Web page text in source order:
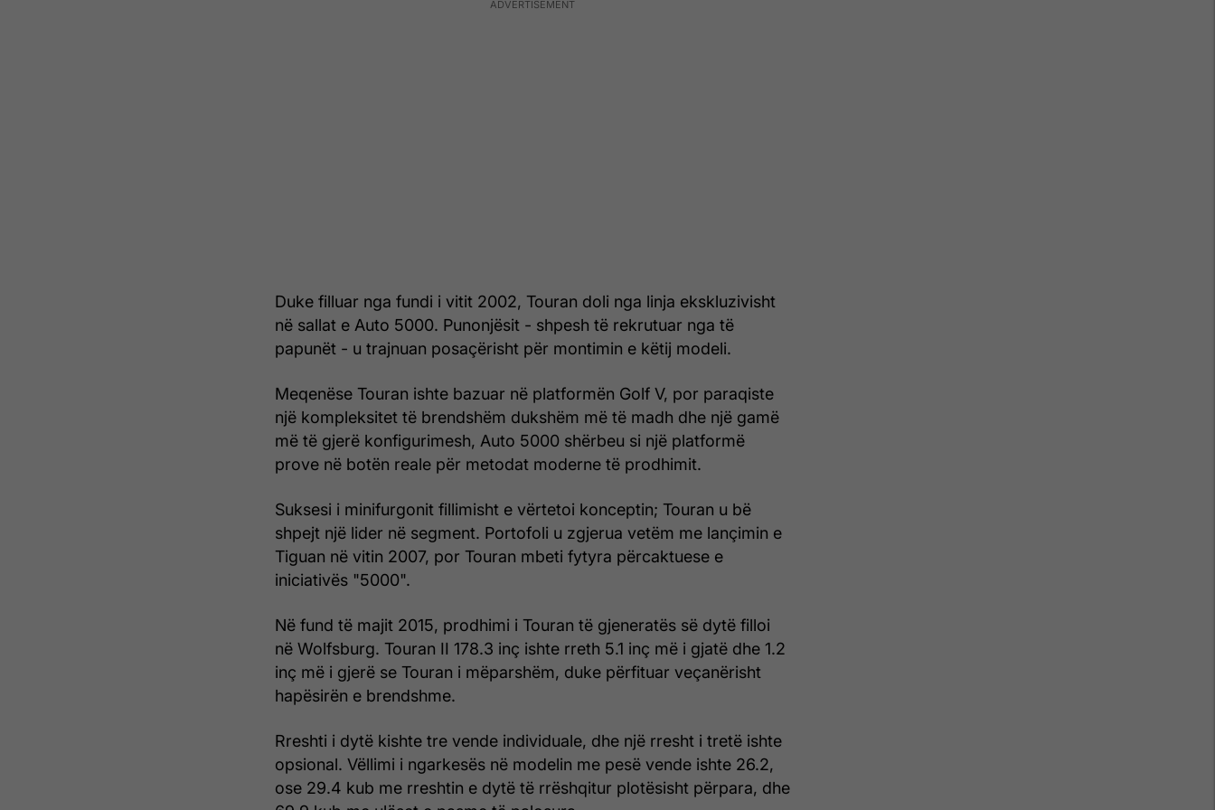
Duke filluar nga fundi i vitit 2002, Touran doli nga linja ekskluzivisht
në sallat e Auto 5000. Punonjësit - shpesh të rekrutuar nga të
papunët - u trajnuan posaçërisht për montimin e këtij modeli.
Meqenëse Touran ishte bazuar në platformën Golf V, por paraqiste
një kompleksitet të brendshëm dukshëm më të madh dhe një gamë
më të gjerë konfigurimesh, Auto 5000 shërbeu si një platformë
prove në botën reale për metodat moderne të prodhimit.
Suksesi i minifurgonit fillimisht e vërtetoi konceptin; Touran u bë
shpejt një lider në segment. Portofoli u zgjerua vetëm me lançimin e
Tiguan në vitin 2007, por Touran mbeti fytyra përcaktuese e
iniciativës "5000".
Në fund të majit 2015, prodhimi i Touran të gjeneratës së dytë filloi
në Wolfsburg. Touran II 178.3 inç ishte rreth 5.1 inç më i gjatë dhe 1.2
inç më i gjerë se Touran i mëparshëm, duke përfituar veçanërisht
hapësirën e brendshme.
Rreshti i dytë kishte tre vende individuale, dhe një rresht i tretë ishte
opsional. Vëllimi i ngarkesës në modelin me pesë vende ishte 26.2,
ose 29.4 kub me rreshtin e dytë të rrëshqitur plotësisht përpara, dhe